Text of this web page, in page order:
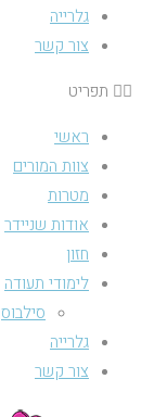
גלרייה
צור קשר
תפריט
ראשי
צוות המורים
מטרות
אודות שניידר
חזון
לימודי תעודה
סילבוס
גלרייה
צור קשר